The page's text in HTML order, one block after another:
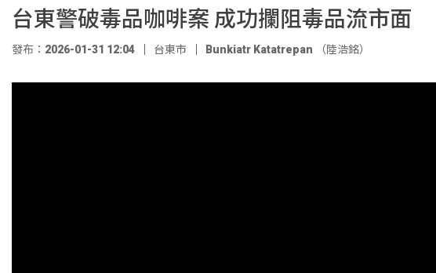
台東警破毒品咖啡案 成功攔阻毒品流市面
發布：2026-01-31 12:04 台東市 Bunkiatr Katatrepan （陸浩銘）